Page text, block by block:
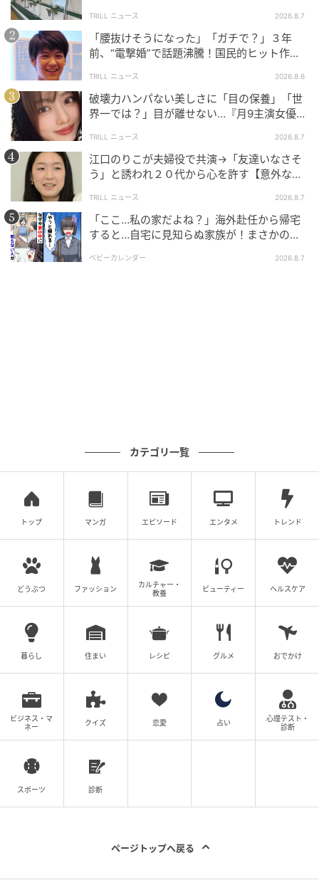
コーヒーソムリエが選定した「エラグ酸」配
合のダイエットサポートコーヒー
日々のコーヒータイムを健康的な習慣に変えるという
コンセプトで開発されており、各商品パッケージには
成分表記が記載されています。
朝のルーティンやデスクワークの合間など、普段のコ
ーヒーの置き換えとして使用できる形態です。
みずほPayPayドーム福岡への看板掲出
2026年3月より、「F&W」は「みずほPayPayドーム福
岡」内にブランド看板を掲出しています。
TikTok Shopを中心としたオンラインでの展開に加え、
大型スポーツ施設でのリアルプロモーションを組み合
わせたブランド戦略が進んでいます。
Shopにおける累計30万食（10,000袋）突破は、LIVE
コマースを主軸とした販売展開と、「みずほPayPayド
ーム福岡」での看板掲出によるブランド認知向上が重
小柳社長出演のTikTok LIVE還元祭では、記念セット販
売やLIVE限定価格キャンペーンが実施される予定で、
中で拍手」
TRILL ニュース 2026.8.7
「腰抜けそうになった」「ガチで？」３年
前、“電撃婚”で話題沸騰！国民的ヒット作
TRILL ニュース 2026.8.6
破壊力ハンパない美しさに「目の保養」「世
界一では？」目が離せない…『月9主演女優
TRILL ニュース 2026.8.7
江口のりこが夫婦役で共演→「友達いなさそ
う」と誘われ２０代から心を許す【意外な親
TRILL ニュース 2026.8.7
「ここ…私の家だよね？」海外赴任から帰宅
すると…自宅に見知らぬ家族が！まさかの真
ベビーカレンダー 2026.8.7
カテゴリ一覧
トップ マンガ エピソード エンタメ トレンド
どうぶつ ファッション
カルチャー・
教養
ビューティー ヘルスケア
暮らし 住まい レシピ グルメ おでかけ
ビジネス・マ
ネー
クイズ 恋愛 占い
心理テスト・
診断
スポーツ 診断
ページトップへ戻る